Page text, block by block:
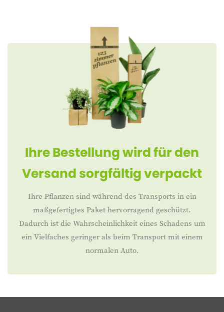
Ihre Bestellung wird für den
Versand sorgfältig verpackt
Ihre Pflanzen sind während des Transports in ein
maßgefertigtes Paket hervorragend geschützt.
Dadurch ist die Wahrscheinlichkeit eines Schadens um
ein Vielfaches geringer als beim Transport mit einem
normalen Auto.